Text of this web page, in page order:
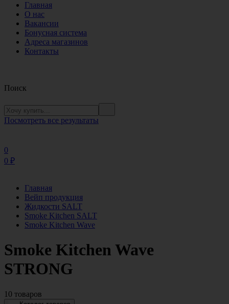
Главная
О нас
Вакансии
Бонусная система
Адреса магазинов
Контакты
Поиск
Посмотреть все результаты
0
0 ₽
Главная
Вейп продукция
Жидкости SALT
Smoke Kitchen SALT
Smoke Kitchen Wave
Smoke Kitchen Wave
STRONG
10 товаров